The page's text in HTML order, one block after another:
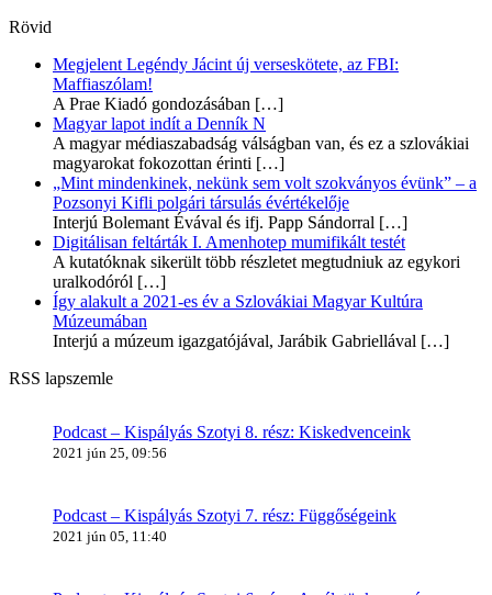
Rövid
Megjelent Legéndy Jácint új verseskötete, az FBI:
Maffiaszólam!
A Prae Kiadó gondozásában […]
Magyar lapot indít a Denník N
A magyar médiaszabadság válságban van, és ez a szlovákiai
magyarokat fokozottan érinti […]
„Mint mindenkinek, nekünk sem volt szokványos évünk” – a
Pozsonyi Kifli polgári társulás évértékelője
Interjú Bolemant Évával és ifj. Papp Sándorral […]
Digitálisan feltárták I. Amenhotep mumifikált testét
A kutatóknak sikerült több részletet megtudniuk az egykori
uralkodóról […]
Így alakult a 2021-es év a Szlovákiai Magyar Kultúra
Múzeumában
Interjú a múzeum igazgatójával, Jarábik Gabriellával […]
RSS lapszemle
Podcast – Kispályás Szotyi 8. rész: Kiskedvenceink
2021 jún 25, 09:56
Podcast – Kispályás Szotyi 7. rész: Függőségeink
2021 jún 05, 11:40